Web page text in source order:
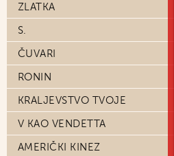
ZLATKA
S.
ČUVARI
RONIN
KRALJEVSTVO TVOJE
V KAO VENDETTA
AMERIČKI KINEZ